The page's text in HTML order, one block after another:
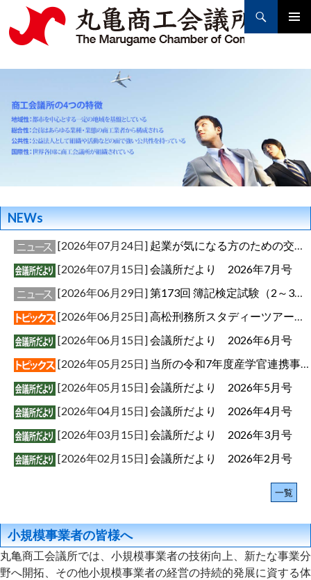
Search
CONTENT
NEWs
[2026年07月24日] 起業が気になる方のための交流cafeのご案内
[2026年07月15日]会議所だより 2026年7月号
[2026年06月29日]第173回 簿記検定試験（2～3級）合格者発表
[2026年06月25日]高松刑務所スタディーツアーのご案内（法務省コレワーク四国）
[2026年06月15日]会議所だより 2026年6月号
[2026年05月25日] 当所の令和7年度産学官連携事業が日本商工会議所発行「会議所ニュース」（5/21号）に掲載されました。
[2026年05月15日]会議所だより 2026年5月号
[2026年04月15日]会議所だより 2026年4月号
[2026年03月15日]会議所だより 2026年3月号
[2026年02月15日]会議所だより 2026年2月号
一覧
小規模事業者の皆様へ
丸亀商工会議所では、小規模事業者の技術向上、新たな事業分
野へ開拓、その他小規模事業者の経営の持続的発展に資する体